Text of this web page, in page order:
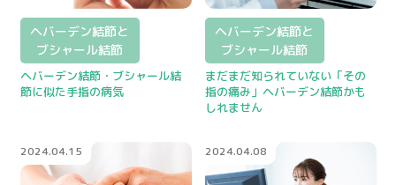
ヘバーデン結節と
ブシャール結節
ヘバーデン結節・ブシャール結
節に似た手指の病気
ヘバーデン結節と
ブシャール結節
まだまだ知られていない「その
指の痛み」ヘバーデン結節かも
しれません
2024.04.15 2024.04.08